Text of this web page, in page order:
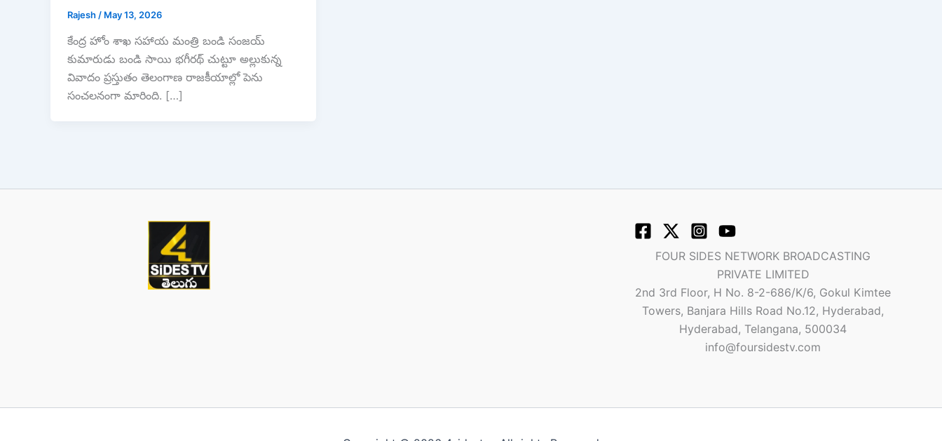
Rajesh / May 13, 2026
కేంద్ర హోం శాఖ సహాయ మంత్రి బండి సంజయ్
కుమారుడు బండి సాయి భగీరథ్ చుట్టూ అల్లుకున్న
వివాదం ప్రస్తుతం తెలంగాణ రాజకీయాల్లో పెను
సంచలనంగా మారింది. […]
FOUR SIDES NETWORK BROADCASTING
PRIVATE LIMITED
2nd 3rd Floor, H No. 8-2-686/K/6, Gokul Kimtee
Towers, Banjara Hills Road No.12, Hyderabad,
Hyderabad, Telangana, 500034
info@foursidestv.com